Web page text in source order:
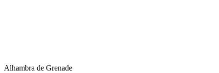
Alhambra de Grenade